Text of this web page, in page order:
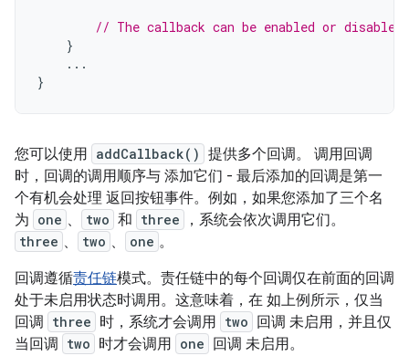
// The callback can be enabled or
}
...
}
您可以使用 addCallback() 提供多个回调。 调用回调
时，回调的调用顺序与 添加它们 - 最后添加的回调是第一
个有机会处理 返回按钮事件。例如，如果您添加了三个名
为 one 、 two 和 three ，系统会依次调用它们。
three 、 two 、 one 。
回调遵循责任链模式。责任链中的每个回调仅在前面的回调
处于未启用状态时调用。这意味着，在 如上例所示，仅当
回调 three 时，系统才会调用 two
回调 未启用，并且仅
当回调 two 时才会调用 one 回调 未启用。